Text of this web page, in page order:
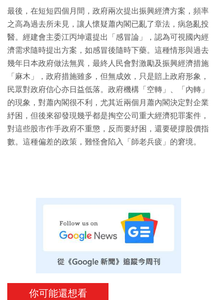
最後，在短短四個月間，政府兩次提出振興經濟方案，頻率
之高為過去所未見，讓人懷疑蕭內閣已亂了章法，病急亂投
醫。經建會主委江丙坤還提出「感冒論」，認為可視國內經
濟需求隨時提出方案，如感冒後隨時下藥。這種情形與過去
幾年日本政府做法無異，最終人民會對激勵及振興經濟措施
「麻木」，政府措施雖多，但無成效，只是賠上政府形象，
民眾對政府信心亦日益低落。政府機構「空轉」、「內轉」
的現象，對蕭內閣很不利，尤其近兩個月蕭內閣決定對企業
紓困，但後來卻發現幾乎都是掏空公司重大經濟犯罪案件，
對這些股市作手政府不重懲，反而要紓困，還要硬撐股價指
數。這種偏差的政策，難怪會陷入「師老兵疲」的窘境。
你可能還想看